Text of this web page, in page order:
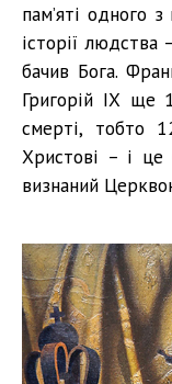
пам’яті одного
історії людства
бачив Бога.
Григорій ІХ ще
смерті, тобто
Христові – і це
визнаний